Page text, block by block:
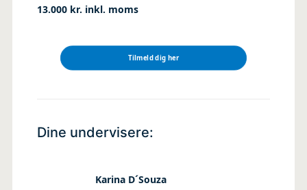
13.000 kr. inkl. moms
Tilmeld dig her
Dine undervisere:
Karina D´Souza